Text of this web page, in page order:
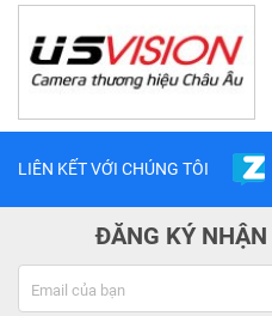
LIÊN KẾT VỚI CHÚNG TÔI
ĐĂNG KÝ